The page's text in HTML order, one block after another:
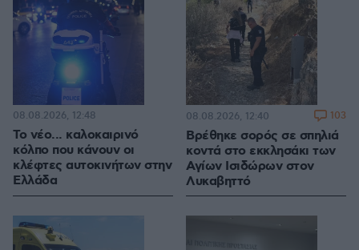
Το νέο... καλοκαιρινό
κόλπο που κάνουν οι
κλέφτες αυτοκινήτων στην
Ελλάδα
08.08.2026, 12:48
Βρέθηκε σορός σε σπηλιά
κοντά στο εκκλησάκι των
Αγίων Ισιδώρων στον
Λυκαβηττό
08.08.2026, 12:40 103